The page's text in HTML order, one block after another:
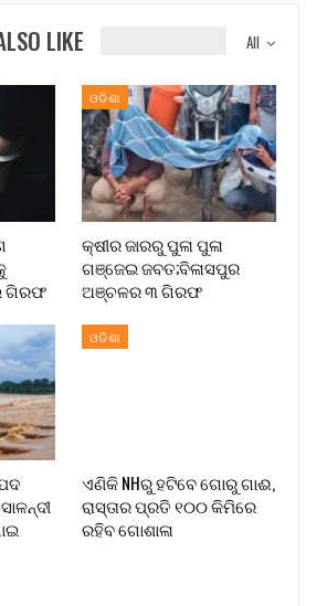
All
LIKE
ଗିରଫ
ଓଡିଶା
କ୍ଷୀର ଜାରରୁ ପୁଳା ପୁଳା
ଗଞ୍ଜେଇ ଜବତ;ବିଳାସପୁର
ଅଞ୍ଚଳର ୩ ଗିରଫ
ଓଡିଶା
ଏଣିକି NHରୁ ହଟିବେ ଗୋରୁ ଗାଈ,
ରାସ୍ତାର ପ୍ରତି ୧୦୦ କିମିରେ
ରହିବ ଗୋଶାଳା